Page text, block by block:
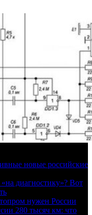
новые российские
диагностику»? Вот
нужен России
280 тысяч км: что